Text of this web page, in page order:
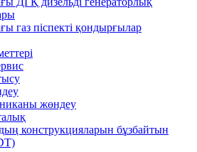
газ піспекті қондырғылар
жөндеу
конструкцияларын бұзбайтын